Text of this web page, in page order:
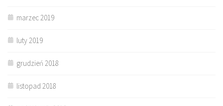
marzec 2019
luty 2019
grudzień 2018
listopad 2018